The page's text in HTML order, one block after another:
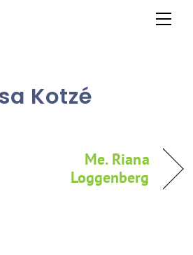
Kotzé
Me. Riana
Loggenberg